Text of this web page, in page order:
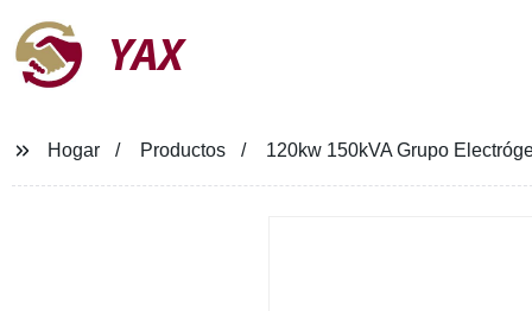
YAX
Hogar Productos 120kw 150kVA Grupo